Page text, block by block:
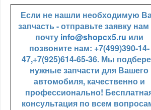
Если не нашли необходимую
запчасть - отправьте заявку нам
почту info@shopcx5.ru или
позвоните нам: +7(499)390-14-
47,+7(925)614-65-36. Мы
нужные запчасти для Вашего
автомобиля, качественно и
профессионально!
консультация по всем